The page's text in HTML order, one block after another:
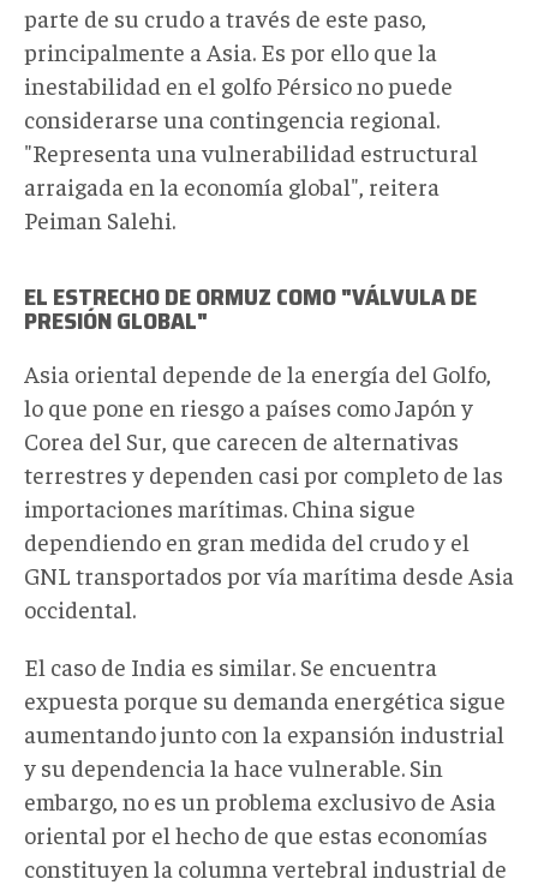
parte de su crudo a través de este paso,
principalmente a Asia. Es por ello que la
inestabilidad en el golfo Pérsico no puede
considerarse una contingencia regional.
"Representa una vulnerabilidad estructural
arraigada en la economía global", reitera
Peiman Salehi.
EL ESTRECHO DE ORMUZ COMO "VÁLVULA DE
PRESIÓN GLOBAL"
Asia oriental depende de la energía del Golfo,
lo que pone en riesgo a países como Japón y
Corea del Sur, que carecen de alternativas
terrestres y dependen casi por completo de las
importaciones marítimas. China sigue
dependiendo en gran medida del crudo y el
GNL transportados por vía marítima desde Asia
occidental.
El caso de India es similar. Se encuentra
expuesta porque su demanda energética sigue
aumentando junto con la expansión industrial
y su dependencia la hace vulnerable. Sin
embargo, no es un problema exclusivo de Asia
oriental por el hecho de que estas economías
constituyen la columna vertebral industrial de